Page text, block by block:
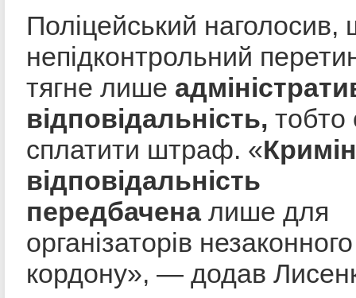
Поліцейський наголосив,
непідконтрольний
тягне лише
відповідальність, тобто
сплатити штраф. «
відповідальність
передбаченалише для
організаторів
кордону», — додав